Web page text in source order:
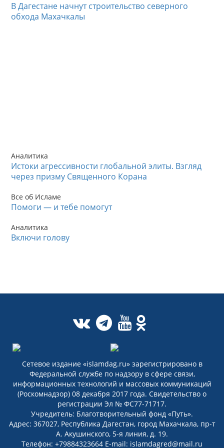
В Дагестане начнут строительство северного
обхода Махачкалы
Аналитика
Истоки агрессивности глобальной элиты. Взгляд
через призму Священного Корана
Все об Исламе
Помоги — и тебе помогут
Аналитика
Включи голову
Сетевое издание «islamdag.ru» зарегистрировано в
Федеральной службе по надзору в сфере связи,
информационных технологий и массовых коммуникаций
(Роскомнадзор) 08 декабря 2017 года. Свидетельство о
регистрации Эл № ФС77-71717.
Учредитель: Благотворительный фонд «Путь».
Адрес: 367027, Республика Дагестан, город Махачкала, пр-т
А. Акушинского, 5-я линия, д. 19.
Телефон: +79884323664 E-mail: islamdagred@mail.ru